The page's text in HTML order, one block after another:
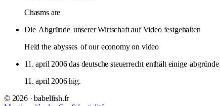
Chasms are
Die Abgründe unserer Wirtschaft auf Video festgehalten
Held the abysses of our economy on video
11. april 2006 das deutsche steuerrecht enthält einige abgründe
11. april 2006 hig.
© 2026 · babelfish.fr